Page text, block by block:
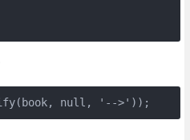
null, '-->'));